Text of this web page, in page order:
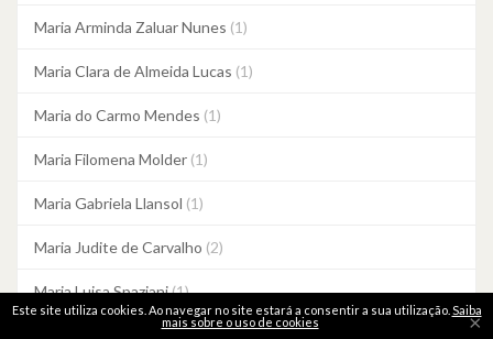
Maria Arminda Zaluar Nunes (1)
Maria Clara de Almeida Lucas (1)
Maria do Carmo Mendes (1)
Maria Filomena Molder (1)
Maria Gabriela Llansol (1)
Maria Judite de Carvalho (2)
Maria Luisa Spaziani(1)
Este site utiliza cookies. Ao navegar no site estará a consentir a sua utilização. Saiba
mais sobre o uso de cookies
×